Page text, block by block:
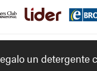
un